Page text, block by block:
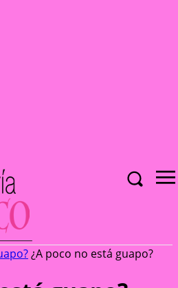
¿A poco no está guapo?